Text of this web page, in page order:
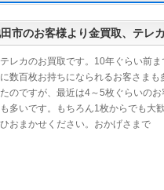
市のお客様より金買取、テレ
テレカのお買取です。10年ぐらい前
に数百枚お持ちになられるお客さまも
たのですが、最近は4～5枚ぐらいのお
も多いです。もちろん1枚からでも大
ひおまかせください。おかげさまで